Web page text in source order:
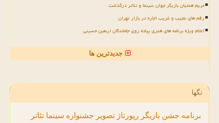
مریم همتیان بازیگر جوان سینما و تئاتر درگذشت
رقم های عجیب و غریب اجاره در بازار تهران
اعلام ویژه برنامه های هنری پیاده روی جاماندگان اربعین حسینی
جدیدترین ها
تگها
برنامه جشن بازیگر رپورتاژ تصویر جشنواره سینما تئاتر